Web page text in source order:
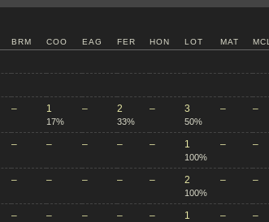
BRM COO EAG FER HON LOT MAT MCL
– 1
17%
– 2
33%
– 3
50%
– –
– – – – – 1
100%
– –
– – – – – 2
100%
– –
– – – – – 1 – –